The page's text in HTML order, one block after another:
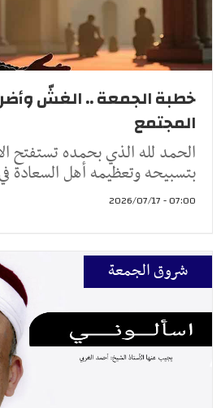
خطبة الجمعة .. الغشّ
المجتمع
الحمد لله الذي بحمده تستفتح
بتسبيحه وتعظيمه أهل السعادة
07:00 - 2026/07/17
شروق الجمعة